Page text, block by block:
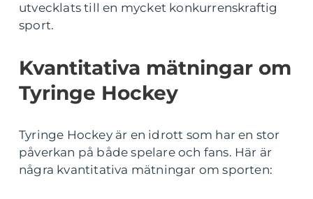
utvecklats till en mycket konkurrenskraftig
sport.
Kvantitativa mätningar om
Tyringe Hockey
Tyringe Hockey är en idrott som har en stor
påverkan på både spelare och fans. Här är
några kvantitativa mätningar om sporten: